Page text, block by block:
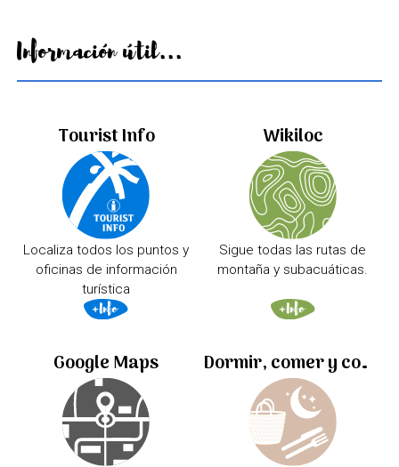
Información útil...
Tourist Info
Localiza todos los puntos y
oficinas de información
turística
Wikiloc
Sigue todas las rutas de
montaña y subacuáticas.
Google Maps Dormir, comer y comprar